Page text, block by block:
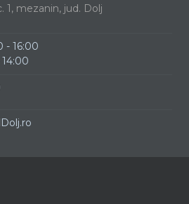
1, mezanin, jud. Dolj
- 16:00